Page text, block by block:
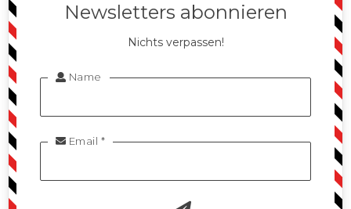
Newsletters abonnieren
Nichts verpassen!
 Name
 Email *